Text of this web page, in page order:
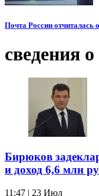
Почта России отчиталась
сведения о
Бирюков
и доход 6,6 млн
11:47 | 23 Июл